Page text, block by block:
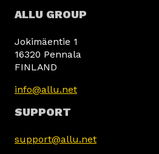
ALLU GROUP
Jokimäentie 1
16320 Pennala
FINLAND
info@allu.net
SUPPORT
support@allu.net